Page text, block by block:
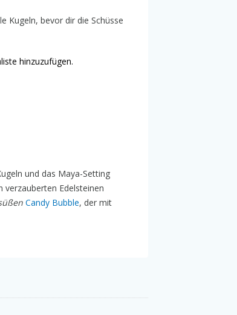
Kugeln, bevor dir die Schüsse
hinzuzufügen.
und das Maya-Setting
verzauberten Edelsteinen
Candy Bubble, der mit